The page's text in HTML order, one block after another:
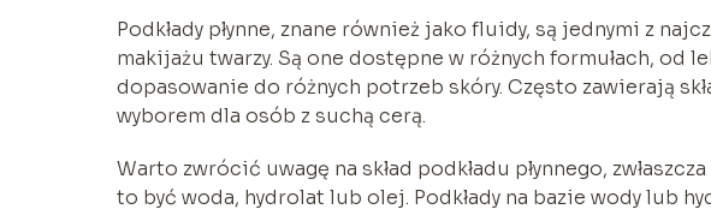
Podkłady płynne, znane również jako fluidy, są jednymi z
makijażu twarzy. Są one dostępne w różnych formułach, od
dopasowanie do różnych potrzeb skóry. Często zawierają
wyborem dla osób z suchą cerą.
Warto zwrócić uwagę na skład podkładu płynnego,
to być woda, hydrolat lub olej. Podkłady na bazie wody lub